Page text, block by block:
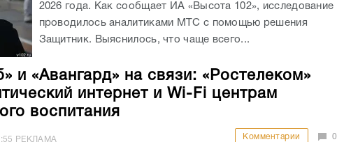
2026 года. Как сообщает ИА «Высота 102», исследование
проводилось аналитиками МТС с помощью решения
Защитник. Выяснилось, что чаще всего...
и «Авангард» на связи: «Ростелеком»
интернет и Wi-Fi центрам
воспитания
РЕКЛАМА Комментарии 0